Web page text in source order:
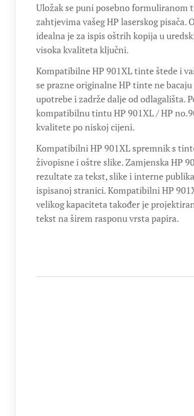
Uložak se puni posebno formuliranom
zahtjevima vašeg HP laserskog
idealna je za ispis oštrih kopija u
visoka kvaliteta ključni.
Kompatibilne HP 901XL tinte štede i
se prazne originalne HP tinte ne
upotrebe i zadrže dalje od odlagališta.
kompatibilnu tintu HP 901XL / HP
kvalitete po niskoj cijeni.
Kompatibilni HP 901XL spremnik s
živopisne i oštre slike. Zamjenska HP
rezultate za tekst, slike i interne
ispisanoj stranici. Kompatibilni HP
velikog kapaciteta također je
tekst na širem rasponu vrsta papira.